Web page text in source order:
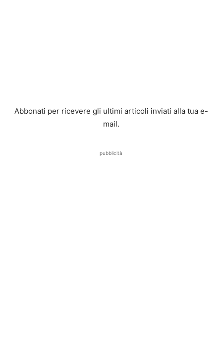
Abbonati per ricevere gli ultimi articoli inviati alla tua e-
mail.
pubblicità